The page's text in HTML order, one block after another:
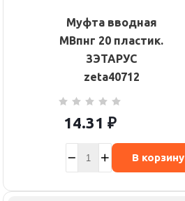
Муфта вводная
МВпнг 20 пластик.
ЗЭТАРУС
zeta40712
14.31 ₽
В корзину